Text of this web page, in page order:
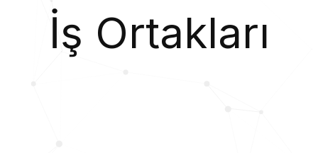
İş Ortakları